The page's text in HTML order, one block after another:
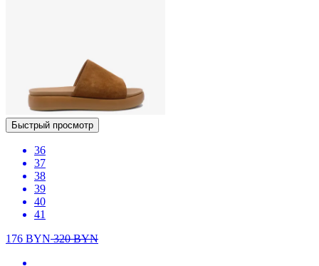
Быстрый просмотр
36
37
38
39
40
41
176 BYN320BYN